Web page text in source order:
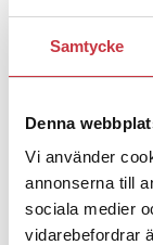
Samtycke
Denna
Vi använder
annonserna till
sociala medier
vidarebefordrar
–
4